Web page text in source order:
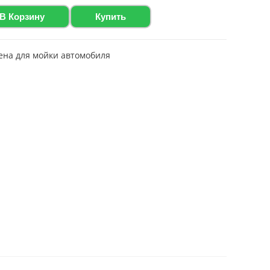
Корзину Купить
для мойки автомобиля